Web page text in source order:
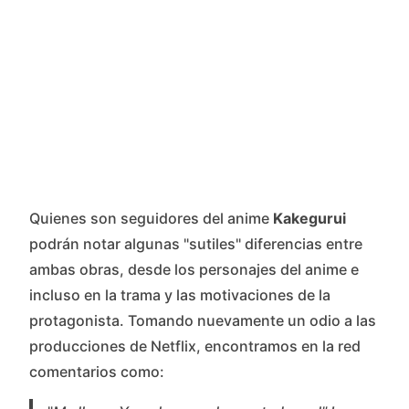
Quienes son seguidores del anime Kakegurui
podrán notar algunas "sutiles" diferencias entre
ambas obras, desde los personajes del anime e
incluso en la trama y las motivaciones de la
protagonista. Tomando nuevamente un odio a las
producciones de Netflix, encontramos en la red
comentarios como: